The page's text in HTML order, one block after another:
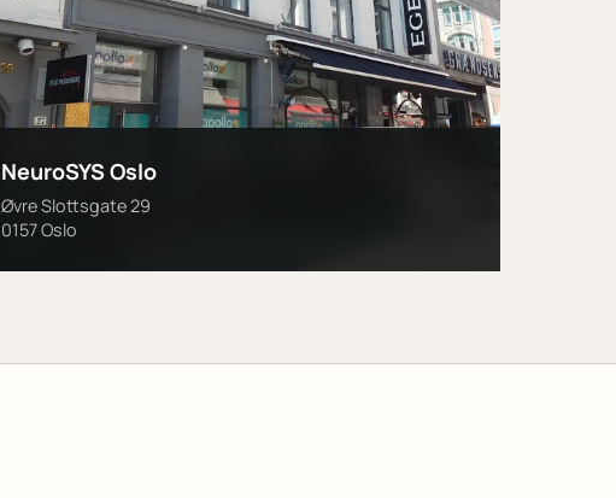
NeuroSYS Oslo
Øvre Slottsgate 29
0157 Oslo